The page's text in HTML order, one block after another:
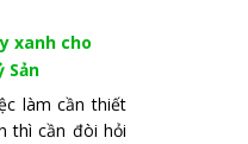
xanh cho
Sản
làm cần thiết
thì cần đòi hỏi